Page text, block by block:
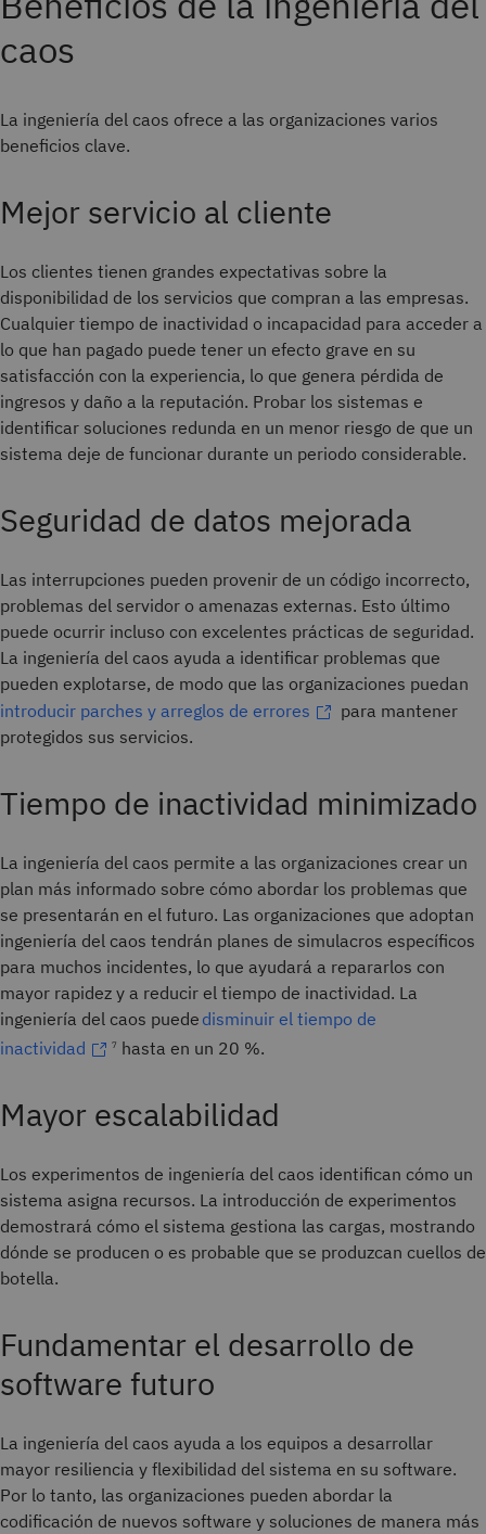
caos
La ingeniería del caos ofrece a las organizaciones varios
beneficios clave.
Mejor servicio al cliente
Los clientes tienen grandes expectativas sobre la
disponibilidad de los servicios que compran a las empresas.
Cualquier tiempo de inactividad o incapacidad para acceder a
lo que han pagado puede tener un efecto grave en su
satisfacción con la experiencia, lo que genera pérdida de
ingresos y daño a la reputación. Probar los sistemas e
identificar soluciones redunda en un menor riesgo de que un
sistema deje de funcionar durante un periodo considerable.
Seguridad de datos mejorada
Las interrupciones pueden provenir de un código incorrecto,
problemas del servidor o amenazas externas. Esto último
puede ocurrir incluso con excelentes prácticas de seguridad.
La ingeniería del caos ayuda a identificar problemas que
pueden explotarse, de modo que las organizaciones puedan
introducir parches y arreglos de errores
para mantener
protegidos sus servicios.
Tiempo de inactividad minimizado
La ingeniería del caos permite a las organizaciones crear un
plan más informado sobre cómo abordar los problemas que
se presentarán en el futuro. Las organizaciones que adoptan
ingeniería del caos tendrán planes de simulacros específicos
para muchos incidentes, lo que ayudará a repararlos con
mayor rapidez y a reducir el tiempo de inactividad. La
ingeniería del caos puede disminuir el tiempo de
inactividad
7 hasta en un 20 %.
Mayor escalabilidad
Los experimentos de ingeniería del caos identifican cómo un
sistema asigna recursos. La introducción de experimentos
demostrará cómo el sistema gestiona las cargas, mostrando
dónde se producen o es probable que se produzcan cuellos de
botella.
Fundamentar el desarrollo de
software futuro
La ingeniería del caos ayuda a los equipos a desarrollar
mayor resiliencia y flexibilidad del sistema en su software.
Por lo tanto, las organizaciones pueden abordar la
codificación de nuevos software y soluciones de manera más